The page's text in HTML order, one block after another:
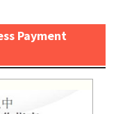
Payment